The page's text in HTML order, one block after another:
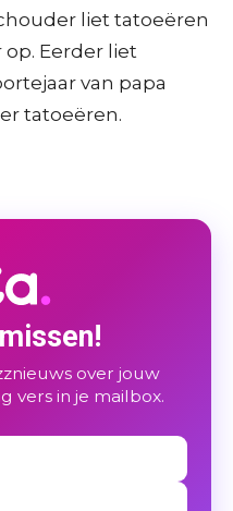
liet tatoeëren
Eerder liet
van papa
tatoeëren.
over jouw
vers in je mailbox.